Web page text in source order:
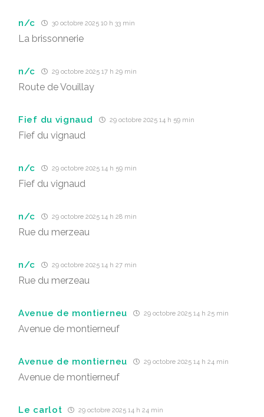
n/c 30 octobre 2025 10 h 33 min
La brissonnerie
n/c 29 octobre 2025 17 h 29 min
Route de Vouillay
Fief du vignaud 29 octobre 2025 14 h 59 min
Fief du vignaud
n/c 29 octobre 2025 14 h 59 min
Fief du vignaud
n/c 29 octobre 2025 14 h 28 min
Rue du merzeau
n/c 29 octobre 2025 14 h 27 min
Rue du merzeau
Avenue de montierneu 29 octobre 2025 14 h 25 min
Avenue de montierneuf
Avenue de montierneu 29 octobre 2025 14 h 24 min
Avenue de montierneuf
Le carlot 29 octobre 2025 14 h 24 min